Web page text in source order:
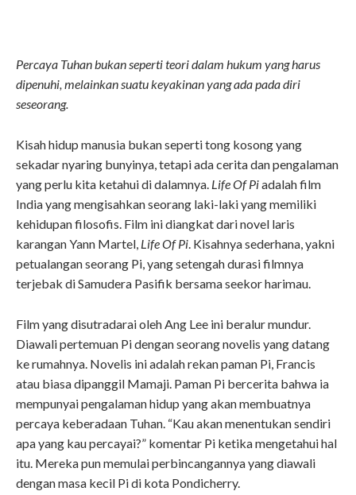
Percaya Tuhan bukan seperti teori dalam hukum yang harus
dipenuhi, melainkan suatu keyakinan yang ada pada diri
seseorang.
Kisah hidup manusia bukan seperti tong kosong yang
sekadar nyaring bunyinya, tetapi ada cerita dan pengalaman
yang perlu kita ketahui di dalamnya. Life Of Piadalah film
India yang mengisahkan seorang laki-laki yang memiliki
kehidupan filosofis. Film ini diangkat dari novel laris
karangan Yann Martel, Life Of Pi. Kisahnya sederhana, yakni
petualangan seorang Pi, yang setengah durasi filmnya
terjebak di Samudera Pasifik bersama seekor harimau.
Film yang disutradarai oleh Ang Lee ini beralur mundur.
Diawali pertemuan Pi dengan seorang novelis yang datang
ke rumahnya. Novelis ini adalah rekan paman Pi, Francis
atau biasa dipanggil Mamaji. Paman Pi bercerita bahwa ia
mempunyai pengalaman hidup yang akan membuatnya
percaya keberadaan Tuhan. “Kau akan menentukan sendiri
apa yang kau percayai?” komentar Pi ketika mengetahui hal
itu. Mereka pun memulai perbincangannya yang diawali
dengan masa kecil Pi di kota Pondicherry.